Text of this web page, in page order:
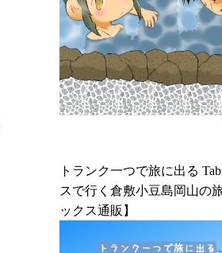
トランク一つで旅に出る
スで行く倉敷小豆島岡山の
ックス通販】